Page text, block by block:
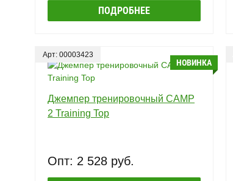
ПОДРОБНЕЕ
Арт: 00003423
НОВИНКА
Джемпер тренировочный CAMP
2 Training Top
Опт: 2 528 руб.